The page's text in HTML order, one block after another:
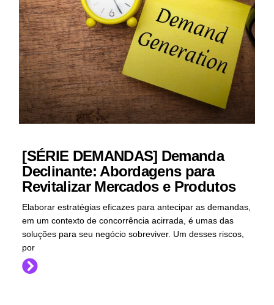
[SÉRIE DEMANDAS] Demanda
Declinante: Abordagens para
Revitalizar Mercados e Produtos
Elaborar estratégias eficazes para antecipar as demandas,
em um contexto de concorrência acirrada, é umas das
soluções para seu negócio sobreviver. Um desses riscos,
por